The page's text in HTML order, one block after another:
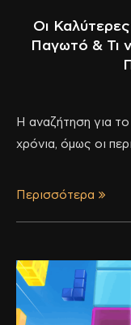
Οι
Παγωτό & Τι
Η αναζήτηση για το
χρόνια, όμως οι
Περισσότερα